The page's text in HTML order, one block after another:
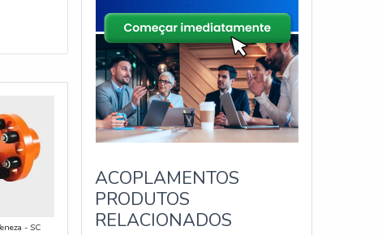
- SC
ACOPLAMENTOS
PRODUTOS
RELACIONADOS